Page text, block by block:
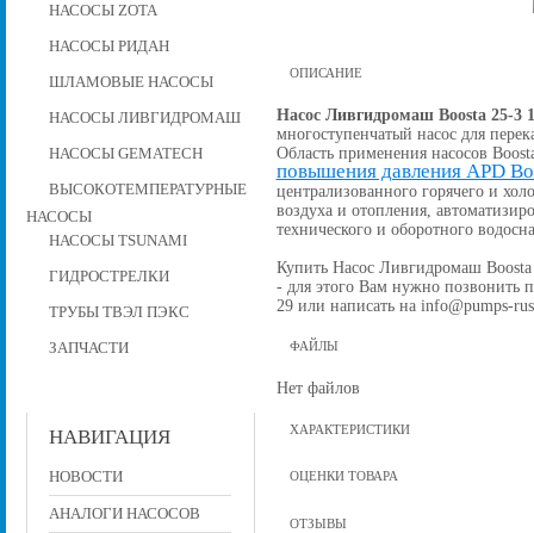
НАСОСЫ ZOTA
НАСОСЫ РИДАН
ШЛАМОВЫЕ НАСОСЫ
НАСОСЫ ЛИВГИДРОМАШ
НАСОСЫ GEMATECH
ВЫСОКОТЕМПЕРАТУРНЫЕ
НАСОСЫ
НАСОСЫ TSUNAMI
ГИДРОСТРЕЛКИ
ТРУБЫ ТВЭЛ ПЭКС
ЗАПЧАСТИ
НАВИГАЦИЯ
НОВОСТИ
АНАЛОГИ НАСОСОВ
ОПИСАНИЕ
Насос Ливгидромаш Boosta 25-3
многоступенчатый насос для
Область применения насосов
повышения давления APD
централизованного горячего и
воздуха и отопления,
технического и оборотного
Купить Насос Ливгидромаш
- для этого Вам нужно позвонить
29 или написать на info@pumps-
ФАЙЛЫ
Нет файлов
ХАРАКТЕРИСТИКИ
ОЦЕНКИ ТОВАРА
ОТЗЫВЫ